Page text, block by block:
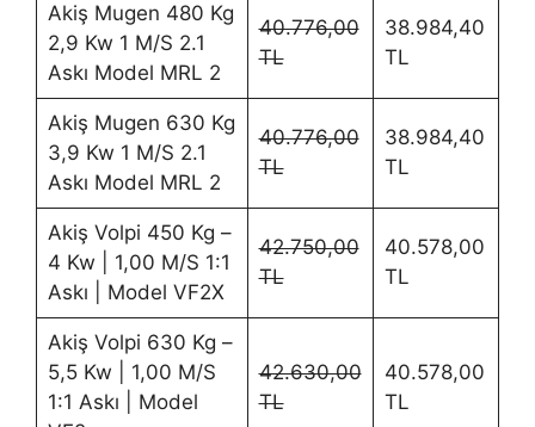
Akiş Mugen 480 Kg
2,9 Kw 1 M/S 2.1
Askı Model MRL 2
40.776,00
TL
38.984,40
TL
Akiş Mugen 630 Kg
3,9 Kw 1 M/S 2.1
Askı Model MRL 2
40.776,00
TL
38.984,40
TL
Akiş Volpi 450 Kg –
4 Kw | 1,00 M/S 1:1
Askı | Model VF2X
42.750,00
TL
40.578,00
TL
Akiş Volpi 630 Kg –
5,5 Kw | 1,00 M/S
1:1 Askı | Model
42.630,00
TL
40.578,00
TL